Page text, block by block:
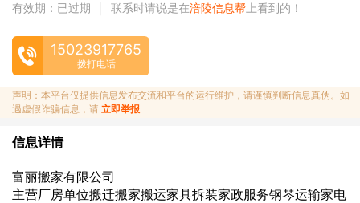
有效期：已过期
联系时请说是在涪陵信息帮 上看到的！
15023917765
拨打电话
声明：本平台仅提供信息发布交流和平台的运行维护，请谨慎判断信息真伪。如
遇虚假诈骗信息，请 立即举报
信息详情
富丽搬家有限公司
主营厂房单位搬迁搬家搬运家具拆装家政服务钢琴运输家电